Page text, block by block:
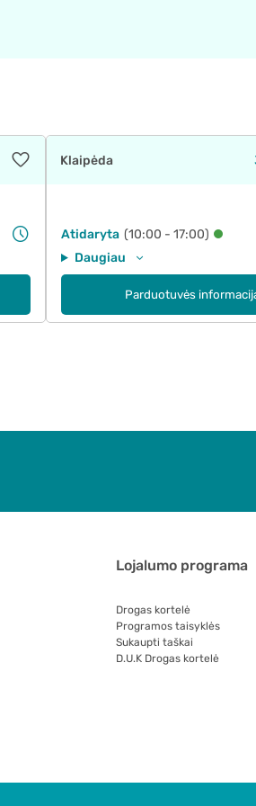
Klaipėda
Atidaryta (10:00 - 17:00)
Daugiau
Parduotuvės
Lojalumo programa
Drogas kortelė
Programos taisyklės
Sukaupti taškai
D.U.K Drogas kortelė